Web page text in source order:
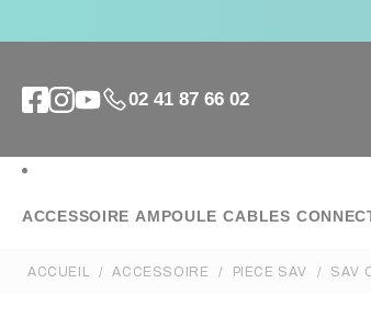
02 41 87 66 02
ACCESSOIRE AMPOULE CABLES
ACCUEIL ACCESSOIRE PIECE SAV SAV